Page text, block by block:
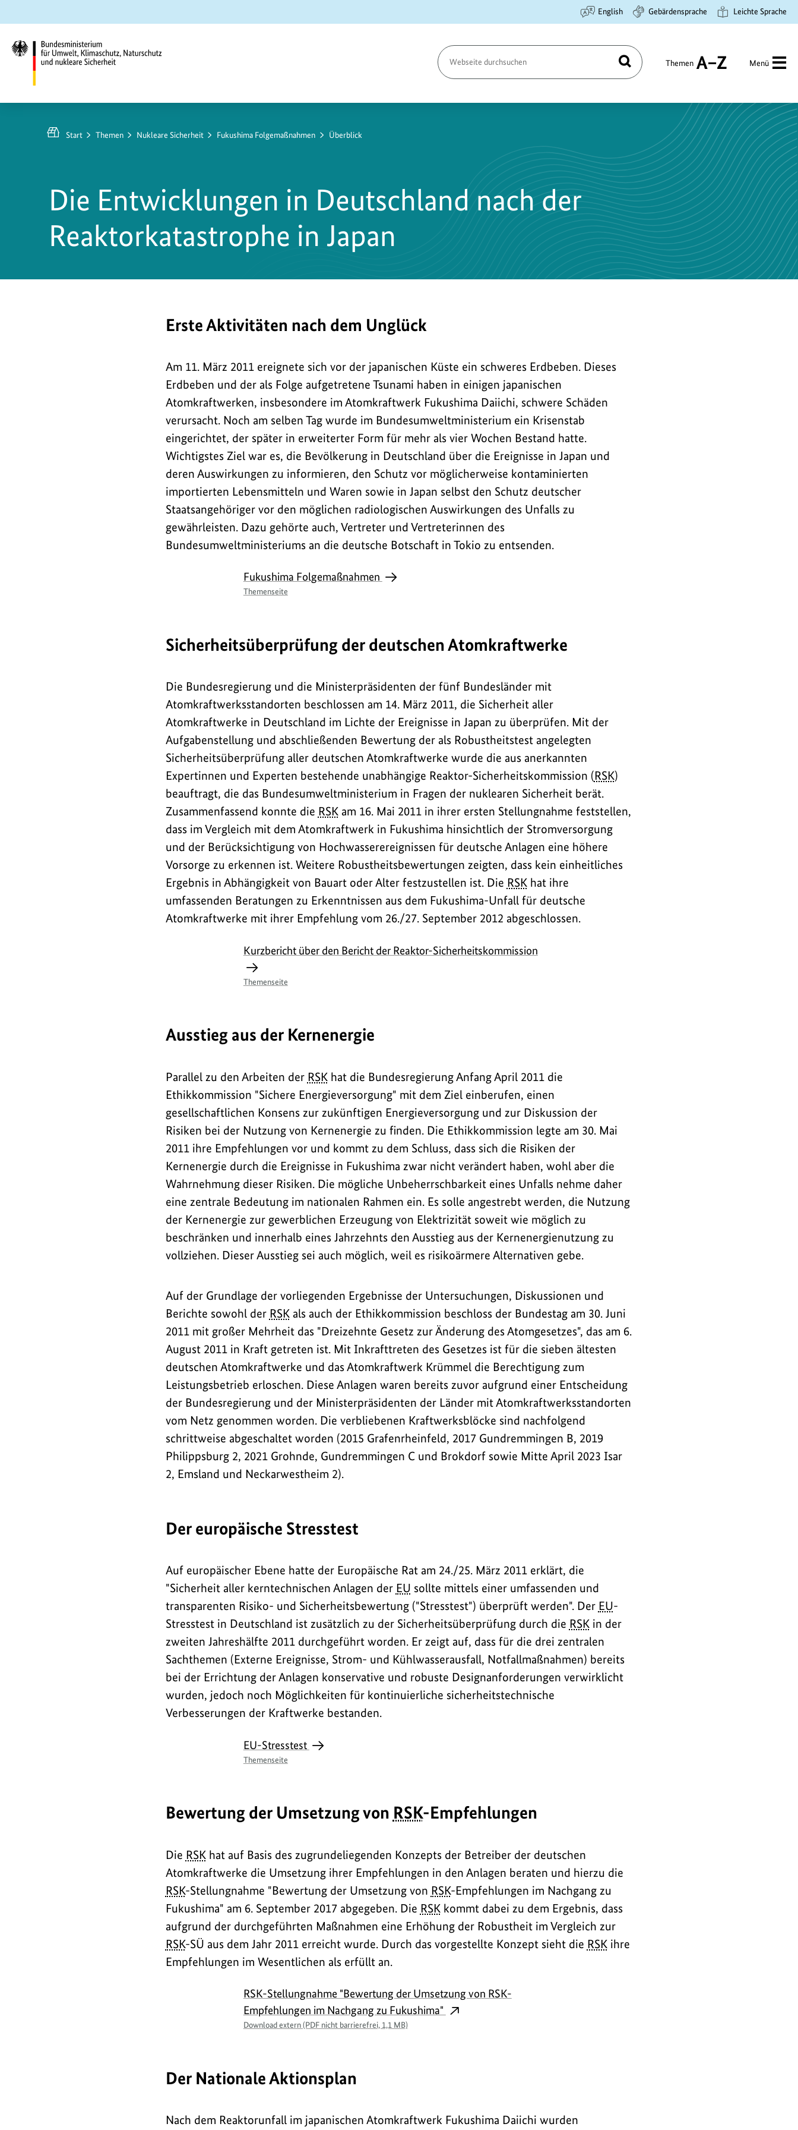
Hauptinhalt
springen
Suche
springen
Hauptnavigation
springen
English Gebärdensprache Leichte Sprache
Umwelt,
Klimaschutz,
Sicherheit
Seite
durchsuchen
Suchen Themen
A
Menü
Start Themen Nukleare Sicherheit Fukushima Folgemaßnahmen Überblick
Die Entwicklungen in Deutschland nach der
Reaktorkatastrophe in Japan
Erste Aktivitäten nach dem Unglück
Am 11. März 2011 ereignete sich vor der japanischen Küste ein schweres Erdbeben. Dieses
Erdbeben und der als Folge aufgetretene Tsunami haben in einigen japanischen
Atomkraftwerken, insbesondere im Atomkraftwerk Fukushima Daiichi, schwere Schäden
verursacht. Noch am selben Tag wurde im Bundesumweltministerium ein Krisenstab
eingerichtet, der später in erweiterter Form für mehr als vier Wochen Bestand hatte.
Wichtigstes Ziel war es, die Bevölkerung in Deutschland über die Ereignisse in Japan und
deren Auswirkungen zu informieren, den Schutz vor möglicherweise kontaminierten
importierten Lebensmitteln und Waren sowie in Japan selbst den Schutz deutscher
Staatsangehöriger vor den möglichen radiologischen Auswirkungen des Unfalls zu
gewährleisten. Dazu gehörte auch, Vertreter und Vertreterinnen des
Bundesumweltministeriums an die deutsche Botschaft in Tokio zu entsenden.
Fukushima Folgemaßnahmen
Themenseite
Sicherheitsüberprüfung der deutschen Atomkraftwerke
Die Bundesregierung und die Ministerpräsidenten der fünf Bundesländer mit
Atomkraftwerksstandorten beschlossen am 14. März 2011, die Sicherheit aller
Atomkraftwerke in Deutschland im Lichte der Ereignisse in Japan zu überprüfen. Mit der
Aufgabenstellung und abschließenden Bewertung der als Robustheitstest angelegten
Sicherheitsüberprüfung aller deutschen Atomkraftwerke wurde die aus anerkannten
Expertinnen und Experten bestehende unabhängige Reaktor-Sicherheitskommission (RSK)
beauftragt, die das Bundesumweltministerium in Fragen der nuklearen Sicherheit berät.
Zusammenfassend konnte die RSKam 16. Mai 2011 in ihrer ersten Stellungnahme feststellen,
dass im Vergleich mit dem Atomkraftwerk in Fukushima hinsichtlich der Stromversorgung
und der Berücksichtigung von Hochwasserereignissen für deutsche Anlagen eine höhere
Vorsorge zu erkennen ist. Weitere Robustheitsbewertungen zeigten, dass kein einheitliches
Ergebnis in Abhängigkeit von Bauart oder Alter festzustellen ist. Die RSKhat ihre
umfassenden Beratungen zu Erkenntnissen aus dem Fukushima-Unfall für deutsche
Atomkraftwerke mit ihrer Empfehlung vom 26./27. September 2012 abgeschlossen.
Kurzbericht über den Bericht der Reaktor-Sicherheitskommission
Themenseite
Ausstieg aus der Kernenergie
Parallel zu den Arbeiten der RSKhat die Bundesregierung Anfang April 2011 die
Ethikkommission "Sichere Energieversorgung" mit dem Ziel einberufen, einen
gesellschaftlichen Konsens zur zukünftigen Energieversorgung und zur Diskussion der
Risiken bei der Nutzung von Kernenergie zu finden. Die Ethikkommission legte am 30. Mai
2011 ihre Empfehlungen vor und kommt zu dem Schluss, dass sich die Risiken der
Kernenergie durch die Ereignisse in Fukushima zwar nicht verändert haben, wohl aber die
Wahrnehmung dieser Risiken. Die mögliche Unbeherrschbarkeit eines Unfalls nehme daher
eine zentrale Bedeutung im nationalen Rahmen ein. Es solle angestrebt werden, die Nutzung
der Kernenergie zur gewerblichen Erzeugung von Elektrizität soweit wie möglich zu
beschränken und innerhalb eines Jahrzehnts den Ausstieg aus der Kernenergienutzung zu
vollziehen. Dieser Ausstieg sei auch möglich, weil es risikoärmere Alternativen gebe.
Auf der Grundlage der vorliegenden Ergebnisse der Untersuchungen, Diskussionen und
Berichte sowohl der RSKals auch der Ethikkommission beschloss der Bundestag am 30. Juni
2011 mit großer Mehrheit das "Dreizehnte Gesetz zur Änderung des Atomgesetzes", das am 6.
August 2011 in Kraft getreten ist. Mit Inkrafttreten des Gesetzes ist für die sieben ältesten
deutschen Atomkraftwerke und das Atomkraftwerk Krümmel die Berechtigung zum
Leistungsbetrieb erloschen. Diese Anlagen waren bereits zuvor aufgrund einer Entscheidung
der Bundesregierung und der Ministerpräsidenten der Länder mit Atomkraftwerksstandorten
vom Netz genommen worden. Die verbliebenen Kraftwerksblöcke sind nachfolgend
schrittweise abgeschaltet worden (2015 Grafenrheinfeld, 2017 Gundremmingen B, 2019
Philippsburg 2, 2021 Grohnde, Gundremmingen C und Brokdorf sowie Mitte April 2023 Isar
2, Emsland und Neckarwestheim 2).
Der europäische Stresstest
Auf europäischer Ebene hatte der Europäische Rat am 24./25. März 2011 erklärt, die
"Sicherheit aller kerntechnischen Anlagen der EU sollte mittels einer umfassenden und
transparenten Risiko- und Sicherheitsbewertung ("Stresstest") überprüft werden". Der EU-
Stresstest in Deutschland ist zusätzlich zu der Sicherheitsüberprüfung durch die RSKin der
zweiten Jahreshälfte 2011 durchgeführt worden. Er zeigt auf, dass für die drei zentralen
Sachthemen (Externe Ereignisse, Strom- und Kühlwasserausfall, Notfallmaßnahmen) bereits
bei der Errichtung der Anlagen konservative und robuste Designanforderungen verwirklicht
wurden, jedoch noch Möglichkeiten für kontinuierliche sicherheitstechnische
Verbesserungen der Kraftwerke bestanden.
EU-Stresstest
Themenseite
Bewertung der Umsetzung von RSK-Empfehlungen
Die RSKhat auf Basis des zugrundeliegenden Konzepts der Betreiber der deutschen
Atomkraftwerke die Umsetzung ihrer Empfehlungen in den Anlagen beraten und hierzu die
RSK-Stellungnahme "Bewertung der Umsetzung von RSK-Empfehlungen im Nachgang zu
Fukushima" am 6. September 2017 abgegeben. Die RSKkommt dabei zu dem Ergebnis, dass
aufgrund der durchgeführten Maßnahmen eine Erhöhung der Robustheit im Vergleich zur
RSK-SÜ aus dem Jahr 2011 erreicht wurde. Durch das vorgestellte Konzept sieht die RSKihre
Empfehlungen im Wesentlichen als erfüllt an.
RSK-Stellungnahme "Bewertung der Umsetzung von RSK-
Empfehlungen im Nachgang zu Fukushima"
Download extern (PDF nicht barrierefrei, 1,1 MB)
Der Nationale Aktionsplan
Nach dem Reaktorunfall im japanischen Atomkraftwerk Fukushima Daiichi wurden